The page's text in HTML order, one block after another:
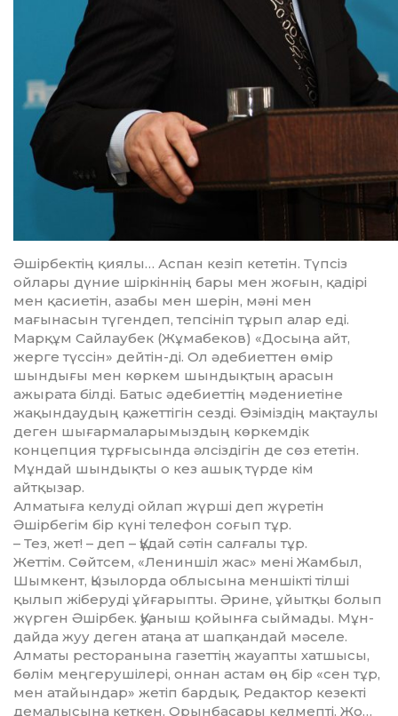
Әшірбектің қиялы… Аспан ке­зіп кететін. Түпсіз
ойлары дү­ние шіркіннің бары мен жо­ғын, қадірі
мен қасиетін, азабы мен шерін, мәні мен
мағынасын түгендеп, тепсініп тұрып алар еді.
Марқұм Сайлаубек (Жұ­ма­беков) «Досыңа айт,
жерге түс­сін» дейтін-ді. Ол әдебиет­тен өмір
шындығы мен көркем шындықтың арасын
ажырата білді. Батыс әдебиеттің мәде­ние­тіне
жақындаудың қажет­тігін сезді. Өзіміздің мақтаулы
деген шығармала­рымыздың көр­кемдік
концепция тұрғы­сын­да әлсіздігін де сөз ететін.
Мұндай шындықты о кез ашық түрде кім
айтқызар.
Алматыға келуді ойлап жүр­ші деп жүретін
Әшірбегім бір күні телефон соғып тұр.
– Тез, жет! – деп – Құдай сә­тін салғалы тұр.
Жеттім. Сөйтсем, «Ленин­шіл жас» мені Жамбыл,
Шымкент, Қызылорда облысына мен­шікті тілші
қылып жіберуді ұй­ғарыпты. Әрине, ұйытқы бо­лып
жүрген Әшірбек. Қуа­ныш қойынға сыймады. Мұн­
дайда жуу деген атаңа ат шап­қан­дай мәселе.
Алматы рес­­торанына га­зеттің жауапты хатшысы,
бө­лім меңгерушілері, оннан ас­там өң бір «сен тұр,
мен атайын­дар» жетіп бардық. Ре­дактор кезекті
демалысына кеткен. Орынбасары келмепті. Жо…